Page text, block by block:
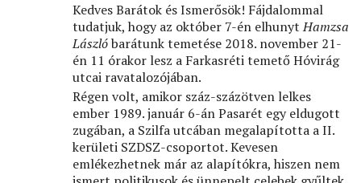
Kedves Barátok és Ismerősök! Fájdalommal
tudatjuk, hogy az október 7-én elhunytHamzsa
Lászlóbarátunk temetése 2018. november 21-
én 11 órakor lesz a Farkasréti temető Hóvirág
utcai ravatalozójában.
Régen volt, amikor száz-százötven lelkes
ember 1989. január 6-án Pasarét egy eldugott
zugában, a Szilfa utcában megalapította a II.
kerületi SZDSZ-csoportot. Kevesen
emlékezhetnek már az alapítókra, hiszen nem